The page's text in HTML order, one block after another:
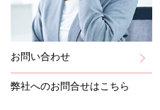
お問い合わせ
弊社へのお問合せはこちら